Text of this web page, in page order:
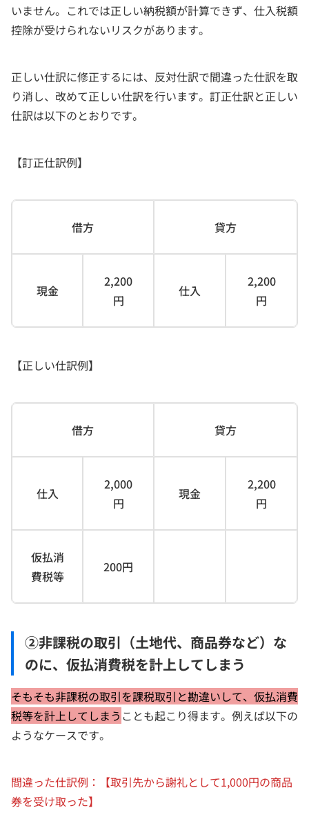
いません。これでは正しい納税額が計算できず、仕入税額
控除が受けられないリスクがあります。
正しい仕訳に修正するには、反対仕訳で間違った仕訳を取
り消し、改めて正しい仕訳を行います。訂正仕訳と正しい
仕訳は以下のとおりです。
【訂正仕訳例】
借方 貸方
現金
2,200
円
仕入
2,200
円
【正しい仕訳例】
借方 貸方
仕入
2,000
円
現金
2,200
円
仮払消
費税等
200円
②非課税の取引（土地代、商品券など）な
のに、仮払消費税を計上してしまう
そもそも非課税の取引を課税取引と勘違いして、仮払消費
税等を計上してしまう ことも起こり得ます。例えば以下の
ようなケースです。
間違った仕訳例：【取引先から謝礼として1,000円の商品
券を受け取った】